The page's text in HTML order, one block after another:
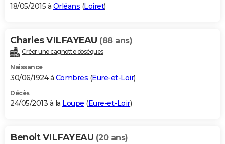
18/05/2015 à Orléans (Loiret)
Charles VILFAYEAU (88 ans)
Créer une cagnotte obsèques
Naissance
30/06/1924 à Combres (Eure-et-Loir)
Décès
24/05/2013 à la Loupe (Eure-et-Loir)
Benoit VILFAYEAU (20 ans)